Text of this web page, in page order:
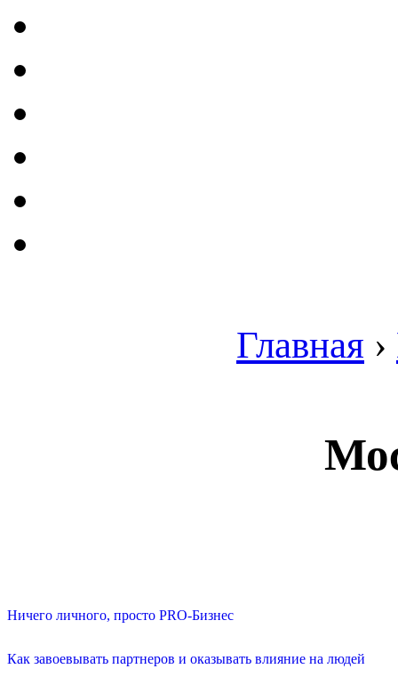
Главная ›
Ничего личного, просто PRO-Бизнес
Как завоевывать партнеров и оказывать влияние на людей